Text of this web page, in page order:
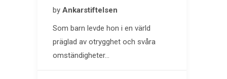
by Ankarstiftelsen
Som barn levde hon i en värld
präglad av otrygghet och svåra
omständigheter…